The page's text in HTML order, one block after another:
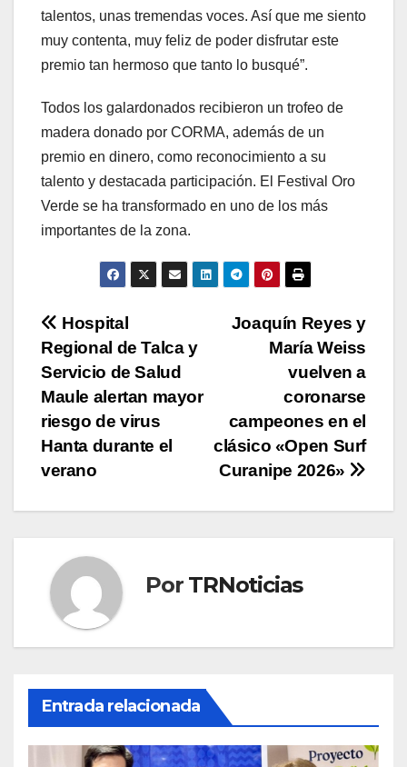
talentos, unas tremendas voces. Así que me siento
muy contenta, muy feliz de poder disfrutar este
premio tan hermoso que tanto lo busqué”.
Todos los galardonados recibieron un trofeo de
madera donado por CORMA, además de un
premio en dinero, como reconocimiento a su
talento y destacada participación. El Festival Oro
Verde se ha transformado en uno de los más
importantes de la zona.
Navegación
de
entradas
Joaquín Reyes y
María Weiss
vuelven a
coronarse
campeones en el
clásico «Open Surf
Curanipe 2026»
Hospital
Regional de Talca y
Servicio de Salud
Maule alertan mayor
riesgo de virus
Hanta durante el
verano
Por TRNoticias
Entrada relacionada